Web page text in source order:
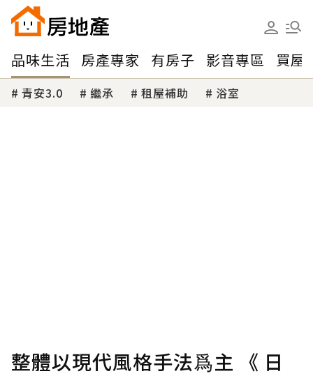
品味生活 房產專家 有房子 影音專區 買屋
青安3.0 繼承 租屋補助 浴室
整體以現代風格手法爲主 《 日